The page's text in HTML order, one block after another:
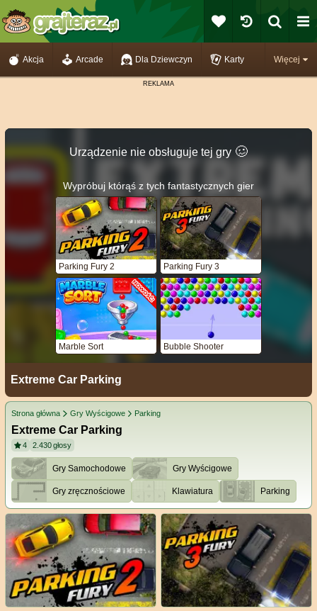
Więcej
Akcja Arcade Dla Dziewczyn Karty
Urządzenie nie obsługuje tej gry 🥴️
Wypróbuj którąś z tych fantastycznych gier
Parking Fury 2 Parking Fury 3
Marble Sort Bubble Shooter
Extreme Car Parking
Strona główna Gry Wyścigowe Parking
Extreme Car Parking
4 2.430głosy
Gry Samochodowe Gry Wyścigowe
Gry zręcznościowe Klawiatura Parking